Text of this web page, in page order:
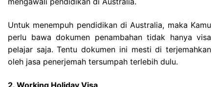
Untuk menempuh pendidikan di Australia, maka Kamu
perlu bawa dokumen penambahan tidak hanya visa
pelajar saja. Tentu dokumen ini mesti di terjemahkan
oleh jasa penerjemah tersumpah terlebih dulu.
2. Working Holiday Visa